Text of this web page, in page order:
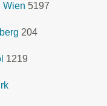
Wien 5197
204
1219